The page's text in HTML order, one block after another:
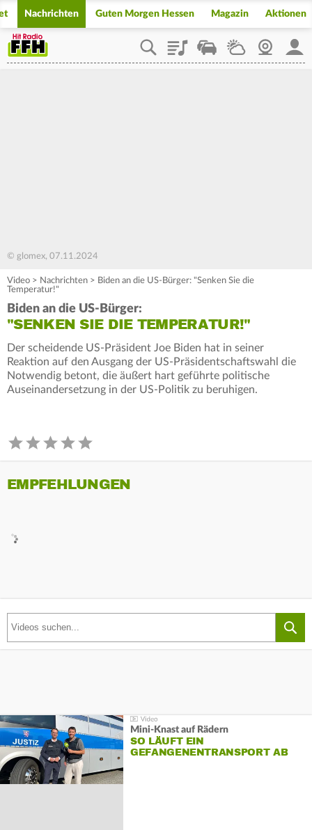
Nachrichten Guten Morgen Hessen Magazin Aktionen
PlaylistStaupilotWetterWebcam
© glomex, 07.11.2024
Video > Nachrichten > Biden an die US-Bürger: "Senken Sie die
Temperatur!"
Biden an die US-Bürger:
"SENKEN SIE DIE TEMPERATUR!"
Der scheidende US-Präsident Joe Biden hat in seiner
Reaktion auf den Ausgang der US-Präsidentschaftswahl die
Notwendig betont, die äußert hart geführte politische
Auseinandersetzung in der US-Politik zu beruhigen.
EMPFEHLUNGEN
Mini-Knast auf Rädern
SO LÄUFT EIN
GEFANGENENTRANSPORT AB